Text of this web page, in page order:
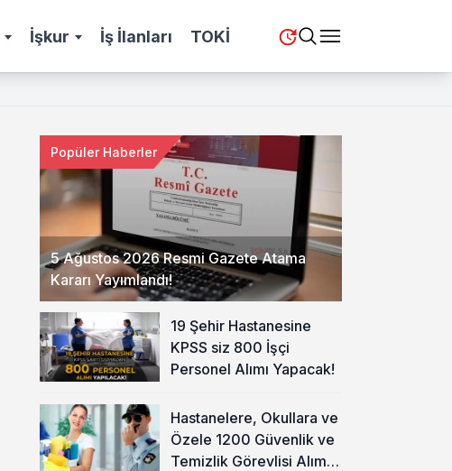
İşkur İş İlanları TOKİ
5 Ağustos 2026 Resmi Gazete Atama
Kararı Yayımlandı!
Popüler Haberler
19 Şehir Hastanesine
KPSS siz 800 İşçi
Personel Alımı Yapacak!
Hastanelere, Okullara ve
Özele 1200 Güvenlik ve
Temizlik Görevlisi Alımı